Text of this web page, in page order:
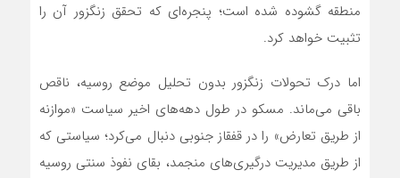
منطقه گشوده شده است؛ پنجره‌ای که تحقق زنگزور آن را
تثبیت خواهد کرد.
اما درک تحولات زنگزور بدون تحلیل موضع روسیه، ناقص
باقی می‌ماند. مسکو در طول دهه‌های اخیر سیاست «موازنه
از طریق تعارض» را در قفقاز جنوبی دنبال می‌کرد؛ سیاستی که
از طریق مدیریت درگیری‌های منجمد، بقای نفوذ سنتی روسیه